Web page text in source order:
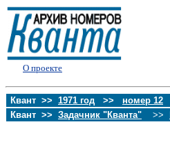
О проекте
Квант >> 1971 год >> номер 12
Квант >> Задачник "Кванта" >>